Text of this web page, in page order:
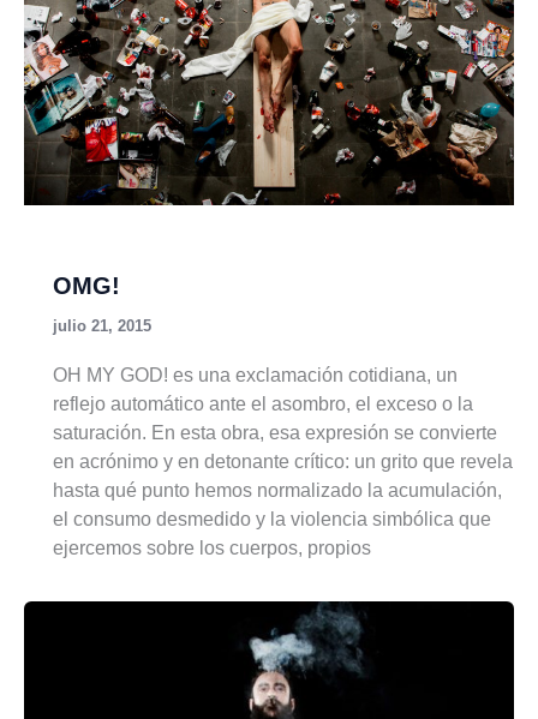
OMG!
julio 21, 2015
OH MY GOD! es una exclamación cotidiana, un
reflejo automático ante el asombro, el exceso o la
saturación. En esta obra, esa expresión se convierte
en acrónimo y en detonante crítico: un grito que revela
hasta qué punto hemos normalizado la acumulación,
el consumo desmedido y la violencia simbólica que
ejercemos sobre los cuerpos, propios